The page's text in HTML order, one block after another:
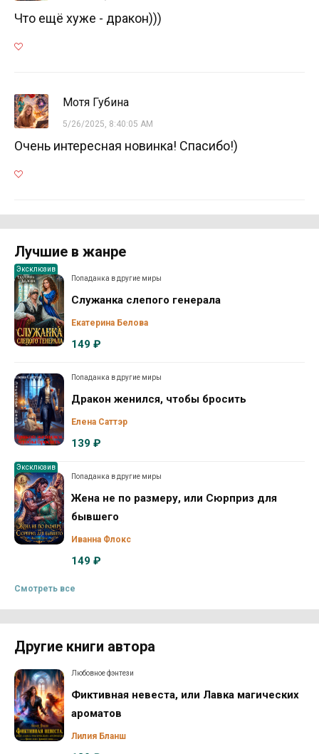
Что ещё хуже - дракон)))
Мотя Губина
5/26/2025, 8:40:05 AM
Очень интересная новинка! Спасибо!)
Лучшие в жанре
Эксклюзив
Попаданка в другие миры
Служанка слепого генерала
Екатерина Белова
149 ₽
Попаданка в другие миры
Дракон женился, чтобы бросить
Елена Саттэр
139 ₽
Эксклюзив
Попаданка в другие миры
Жена не по размеру, или Сюрприз для
бывшего
Иванна Флокс
149 ₽
Смотреть все
Другие книги автора
Любовное фэнтези
Фиктивная невеста, или Лавка магических
ароматов
Лилия Бланш